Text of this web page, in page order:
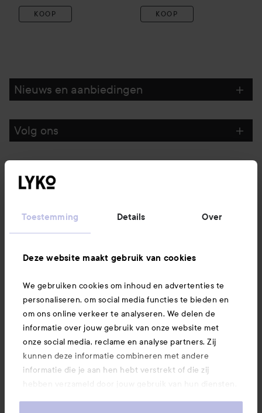
Toestemming Details Over
Deze website maakt gebruik van cookies
We gebruiken cookies om inhoud en advertenties te
personaliseren, om social media functies te bieden en
om ons online verkeer te analyseren. We delen de
informatie over jouw gebruik van onze website met
onze social media, reclame en analyse partners. Zij
kunnen deze informatie combineren met andere
informatie die je aan hen hebt verstrekt of die zij
hebben verzameld door jouw gebruik van hun diensten.
KOOP KOOP
Nieuws en aanbiedingen
Volg ons
Informatie
Ook interessant
Download hier onze app